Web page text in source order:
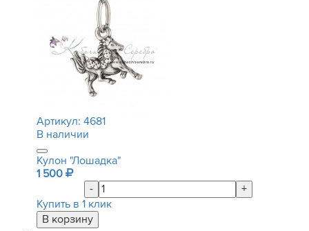
Артикул: 4681
В наличии
Кулон "Лошадка"
1 500
-
+
Купить в 1 клик